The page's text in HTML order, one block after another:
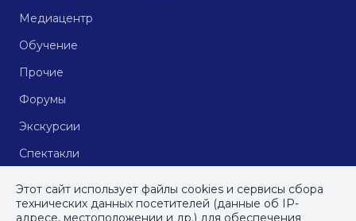
Медиацентр
Обучение
Прочие
Форумы
Экскурсии
Спектакли
Этот сайт использует файлы cookies и сервисы сбора
технических данных посетителей (данные об IP-
адресе, местоположении и др.) для обеспечения